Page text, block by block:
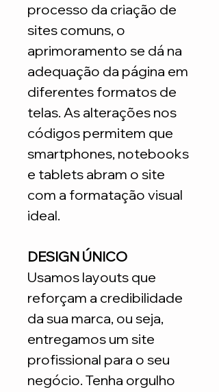
processo da criação de
sites comuns, o
aprimoramento se dá na
adequação da página em
diferentes formatos de
telas. As alterações nos
códigos permitem que
smartphones, notebooks
e tablets abram o site
com a formatação visual
ideal.
DESIGN ÚNICO
Usamos layouts que
reforçam a credibilidade
da sua marca, ou seja,
entregamos um site
profissional para o seu
negócio. Tenha orgulho